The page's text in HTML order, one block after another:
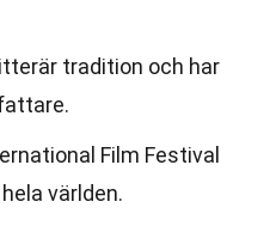
tradition och har
Film Festival
världen.